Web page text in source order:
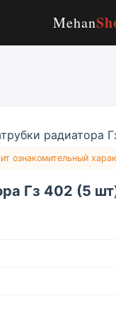
Mehan
ознакомительный
Гз 402 (5